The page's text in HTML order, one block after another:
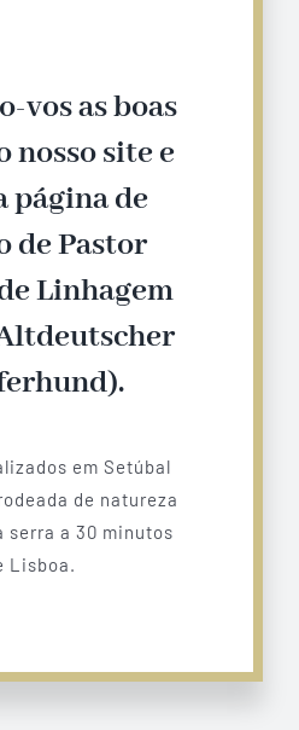
vos as boas
nosso site e
página de
de Pastor
Linhagem
em Setúbal
de natureza
serra a 30 minutos
Lisboa.